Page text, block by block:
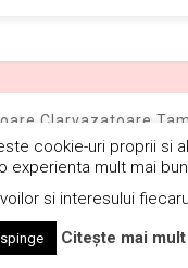
Clarvazatoare
cookie-uri proprii si
experienta mult mai
si interesului
Citește mai mult